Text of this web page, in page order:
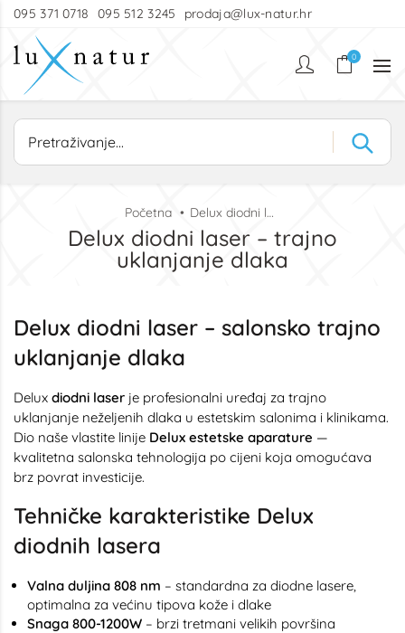
095 371 0718 095 512 3245 prodaja@lux-natur.hr
0
Početna Delux diodni laser – trajno uklanjanje dlaka
Delux diodni laser – trajno
uklanjanje dlaka
Delux diodni laser – salonsko trajno
uklanjanje dlaka
Delux diodni laser je profesionalni uređaj za trajno
uklanjanje neželjenih dlaka u estetskim salonima i klinikama.
Dio naše vlastite linije Delux estetske aparature —
kvalitetna salonska tehnologija po cijeni koja omogućava
brz povrat investicije.
Tehničke karakteristike Delux
diodnih lasera
Valna duljina 808 nm – standardna za diodne lasere,
optimalna za većinu tipova kože i dlake
Snaga 800-1200W – brzi tretmani velikih površina